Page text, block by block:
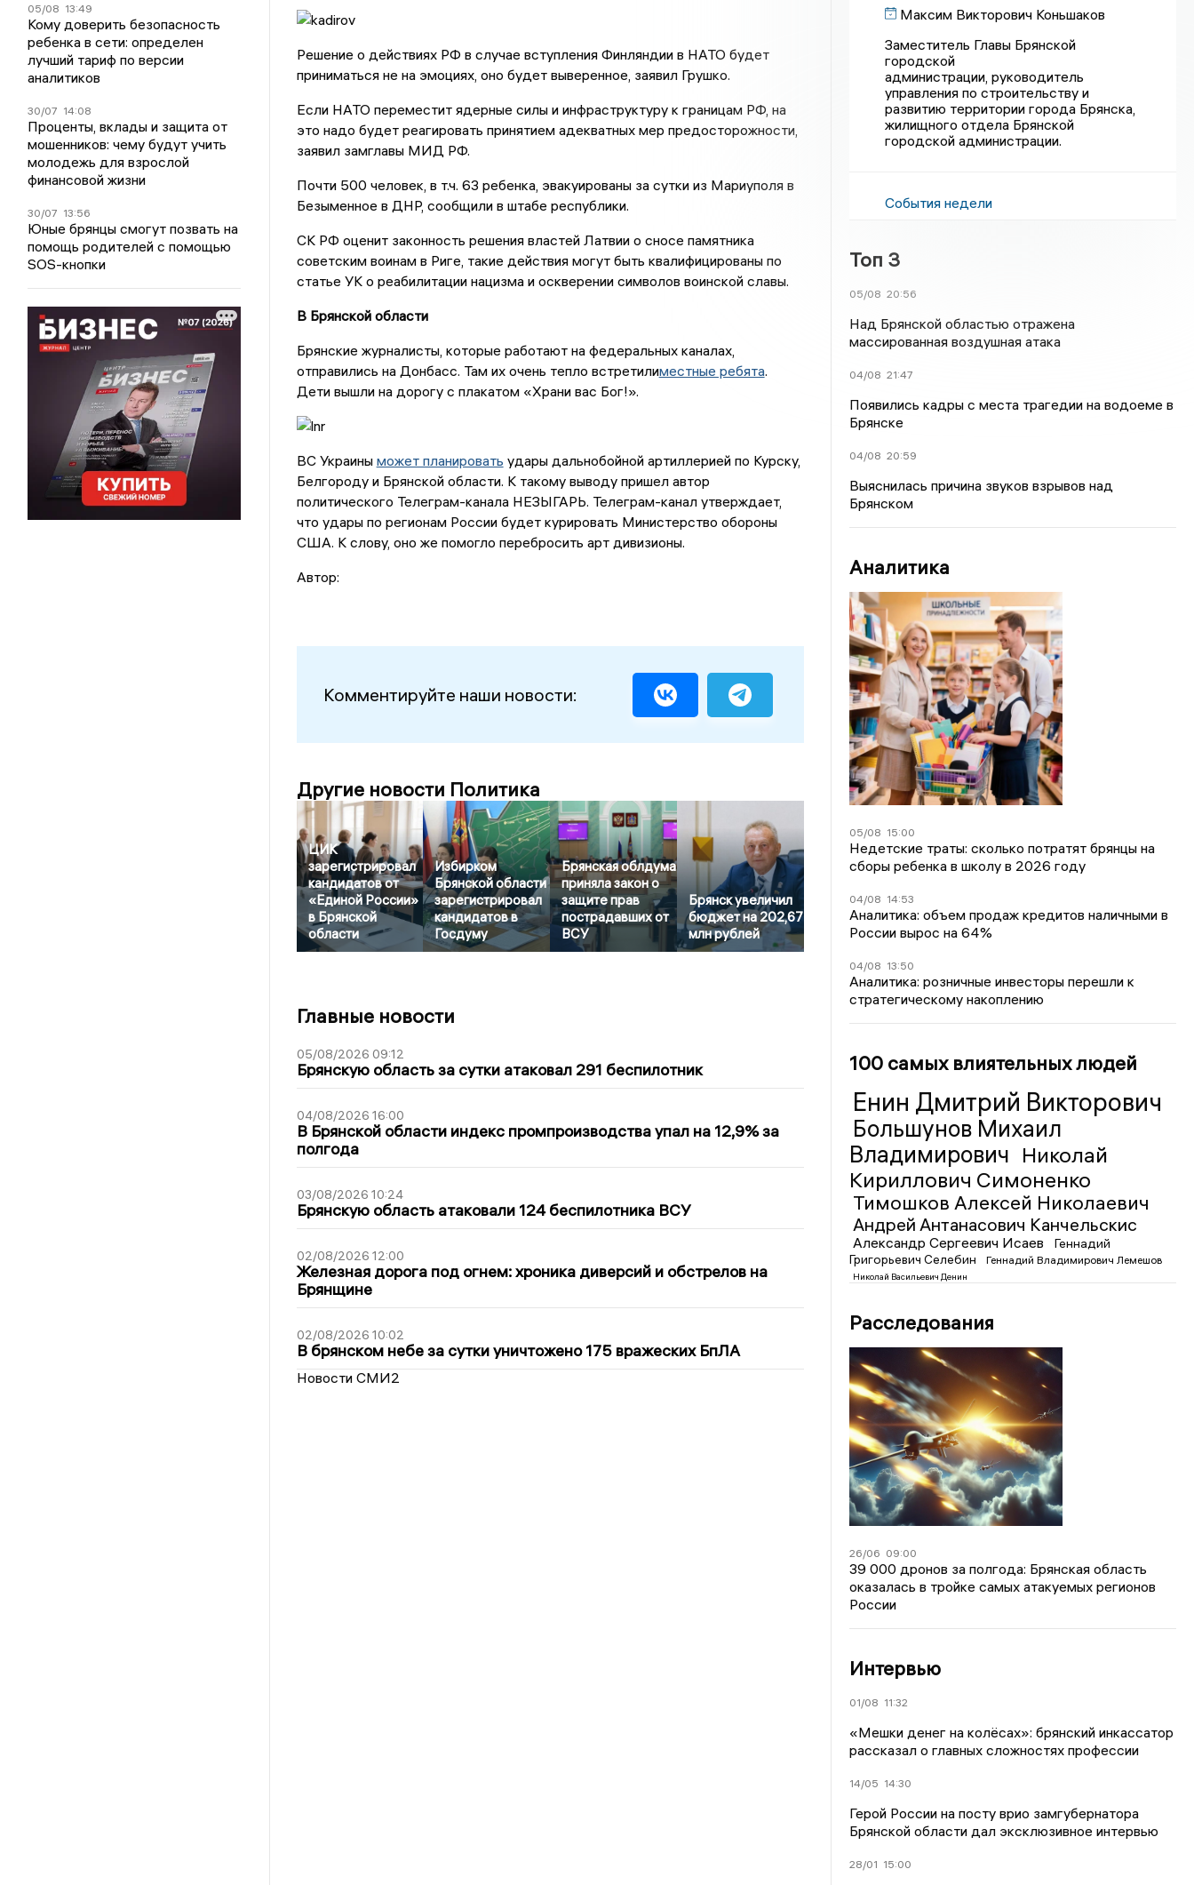
05/08 13:49
Кому доверить безопасность
ребенка в сети: определен
лучший тариф по версии
аналитиков
30/07 14:08
Проценты, вклады и защита от
мошенников: чему будут учить
молодежь для взрослой
финансовой жизни
30/07 13:56
Юные брянцы смогут позвать на
помощь родителей с помощью
SOS-кнопки
Решение о действиях РФ в случае вступления Финляндии в НАТО будет
приниматься не на эмоциях, оно будет выверенное, заявил Грушко.
Если НАТО переместит ядерные силы и инфраструктуру к границам РФ, на
это надо будет реагировать принятием адекватных мер предосторожности,
заявил замглавы МИД РФ.
Почти 500 человек, в т.ч. 63 ребенка, эвакуированы за сутки из Мариуполя в
Безыменное в ДНР, сообщили в штабе республики.
СК РФ оценит законность решения властей Латвии о сносе памятника
советским воинам в Риге, такие действия могут быть квалифицированы по
статье УК о реабилитации нацизма и оскверении символов воинской славы.
В Брянской области
Брянские журналисты, которые работают на федеральных каналах,
отправились на Донбасс. Там их очень тепло встретилиместные ребята.
Дети вышли на дорогу с плакатом «Храни вас Бог!».
ВС Украины может планировать удары дальнобойной артиллерией по Курску,
Белгороду и Брянской области. К такому выводу пришел автор
политического Телеграм-канала НЕЗЫГАРЬ. Телеграм-канал утверждает,
что удары по регионам России будет курировать Министерство обороны
США. К слову, оно же помогло перебросить арт дивизионы.
Автор:
Комментируйте наши новости:
Другие новости Политика
ЦИК
зарегистрировал
кандидатов от
«Единой России»
в Брянской
области
Избирком
Брянской области
зарегистрировал
кандидатов в
Госдуму
Брянская облдума
приняла закон о
защите прав
пострадавших от
ВСУ
Брянск увеличил
бюджет на 202,67
млн рублей
Главные новости
05/08/2026 09:12
Брянскую область за сутки атаковал 291 беспилотник
04/08/2026 16:00
В Брянской области индекс промпроизводства упал на 12,9% за
полгода
03/08/2026 10:24
Брянскую область атаковали 124 беспилотника ВСУ
02/08/2026 12:00
Железная дорога под огнем: хроника диверсий и обстрелов на
Брянщине
02/08/2026 10:02
В брянском небе за сутки уничтожено 175 вражеских БпЛА
Новости СМИ2
Максим Викторович Коньшаков
Заместитель Главы Брянской
городской
администрации, руководитель
управления по строительству и
развитию территории города Брянска,
жилищного отдела Брянской
городской администрации.
События недели
Топ 3
05/08 20:56
Над Брянской областью отражена
массированная воздушная атака
04/08 21:47
Появились кадры с места трагедии на водоеме в
Брянске
04/08 20:59
Выяснилась причина звуков взрывов над
Брянском
Аналитика
05/08 15:00
Недетские траты: сколько потратят брянцы на
сборы ребенка в школу в 2026 году
04/08 14:53
Аналитика: объем продаж кредитов наличными в
России вырос на 64%
04/08 13:50
Аналитика: розничные инвесторы перешли к
стратегическому накоплению
100 самых влиятельных людей
Енин Дмитрий Викторович
Большунов Михаил
Владимирович Николай
Кириллович Симоненко
Тимошков Алексей Николаевич
Андрей Антанасович Канчельскис
Александр Сергеевич Исаев
Геннадий
Григорьевич Селебин
Геннадий Владимирович Лемешов
Николай Васильевич Денин
Расследования
26/06 09:00
39 000 дронов за полгода: Брянская область
оказалась в тройке самых атакуемых регионов
России
Интервью
01/08 11:32
«Мешки денег на колёсах»: брянский инкассатор
рассказал о главных сложностях профессии
14/05 14:30
Герой России на посту врио замгубернатора
Брянской области дал эксклюзивное интервью
28/01 15:00